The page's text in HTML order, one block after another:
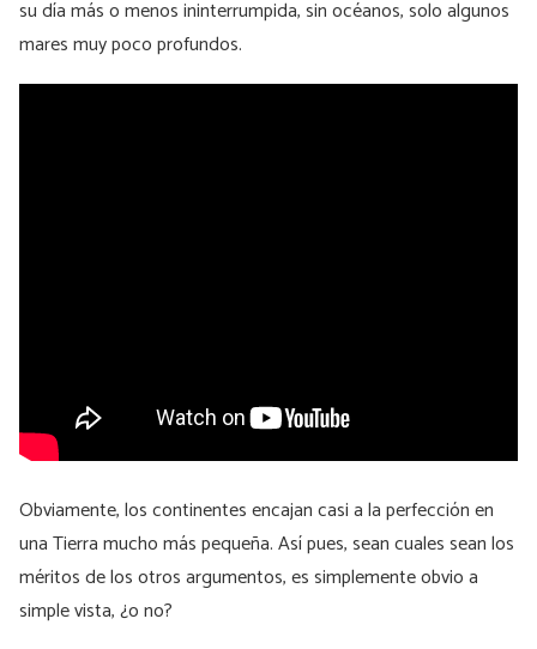
su día más o menos ininterrumpida, sin océanos, solo algunos
mares muy poco profundos.
Obviamente, los continentes encajan casi a la perfección en
una Tierra mucho más pequeña. Así pues, sean cuales sean los
méritos de los otros argumentos, es simplemente obvio a
simple vista, ¿o no?